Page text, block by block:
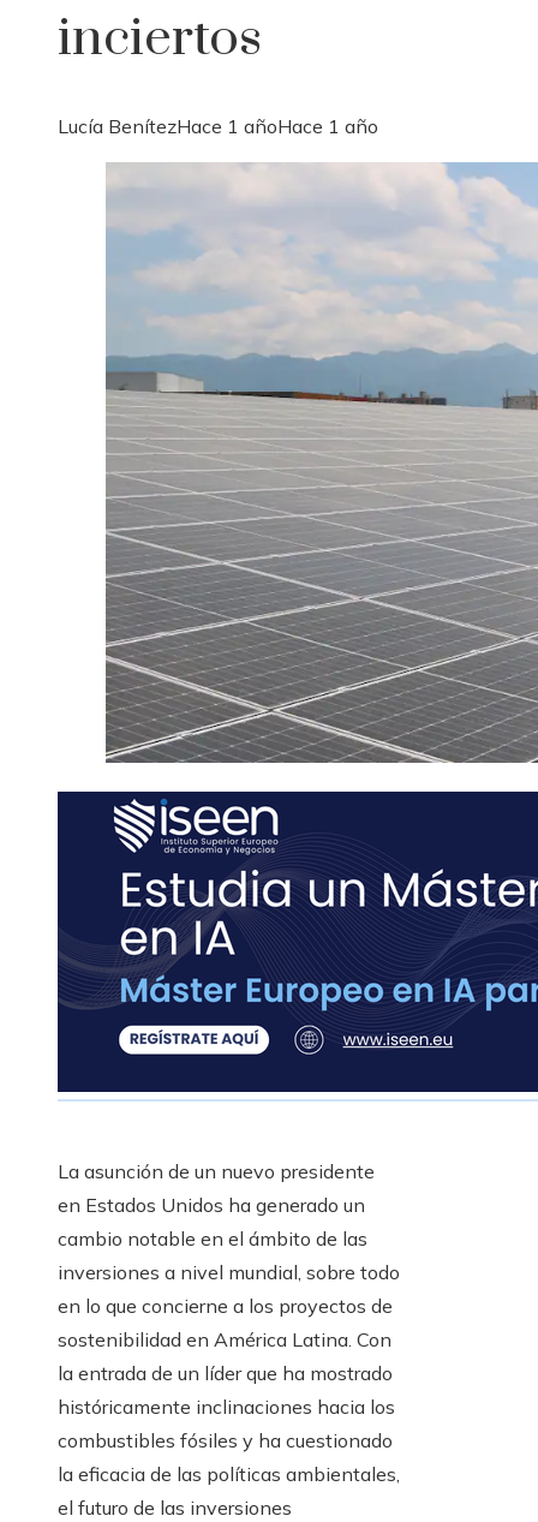
inciertos
Lucía BenítezHace 1 añoHace 1 año
La asunción de un nuevo presidente
en Estados Unidos ha generado un
cambio notable en el ámbito de las
inversiones a nivel mundial, sobre todo
en lo que concierne a los proyectos de
sostenibilidad en América Latina. Con
la entrada de un líder que ha mostrado
históricamente inclinaciones hacia los
combustibles fósiles y ha cuestionado
la eficacia de las políticas ambientales,
el futuro de las inversiones